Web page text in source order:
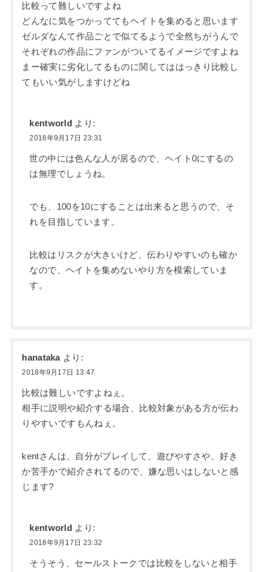
比較って難しいですよね
どんなに気をつかっててもヘイトを集めると思います
ゼルダなんて作品ごとで似てるようで全然ちがうんで
それぞれの作品にファンがついてるイメージですよね
まー確実に劣化してるものに関してははっきり比較し
てもいい気がしますけどね
kentworld より:
2018年9月17日 23:31
世の中には色んな人が居るので、ヘイト0にするの
は無理でしょうね。
でも、100を10にすることは出来ると思うので、そ
れを目指しています。
比較はリスクが大きいけど、伝わりやすいのも確か
なので、ヘイトを集めないやり方を模索していま
す。
hanataka より:
2018年9月17日 13:47
比較は難しいですよねぇ。
相手に説明や紹介する場合、比較対象がある方が伝わ
りやすいですもんねぇ。
kentさんは、自分がプレイして、遊びやすさや、好き
か苦手かで紹介されてるので、嫌な思いはしないと感
じます?
kentworld より:
2018年9月17日 23:32
そうそう、セールストークでは比較をしないと相手